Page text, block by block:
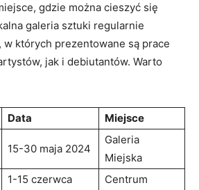
gdzie można cieszyć się
galeria sztuki regularnie
których prezentowane są prace
jak i debiutantów. Warto
Data Miejsce
15-30 maja 2024
Galeria
Miejska
1-15 czerwca
Centrum